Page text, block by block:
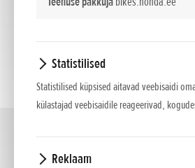
Statistilised
Statistilised küpsised aitavad veebisaidi
külastajad veebisaidile reageerivad,
Reklaam
Adventure